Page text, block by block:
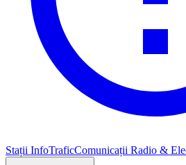
Stații InfoTraficComunicații Radio &